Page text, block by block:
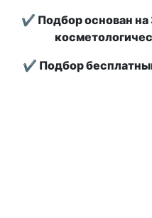
✔ Подбор основан
✔ Подбор